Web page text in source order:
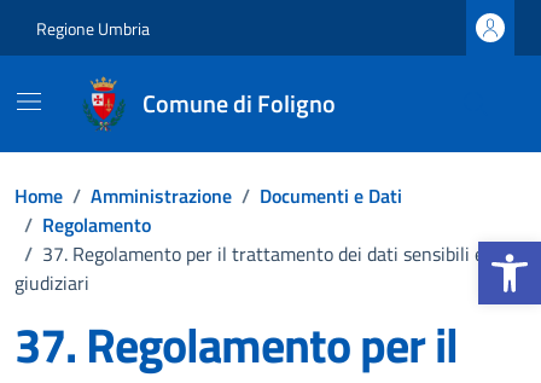
Apri la
Regione Umbria
Comune di Foligno
Home / Amministrazione / Documenti e Dati
/ Regolamento
/ 37. Regolamento per il trattamento dei dati sensibili e
giudiziari
37. Regolamento per il